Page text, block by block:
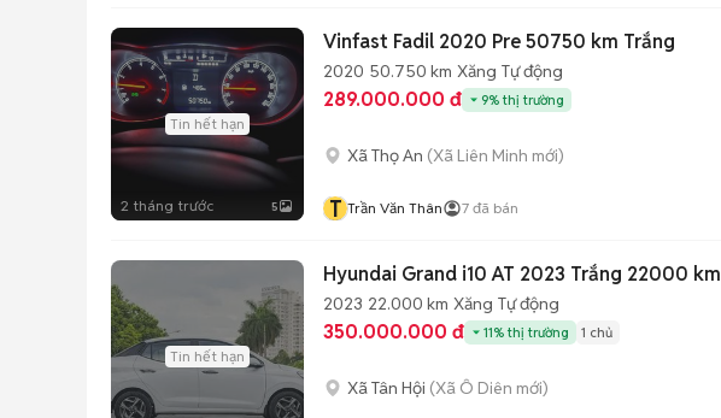
Tin hết hạn
2 tháng trước 5
Vinfast Fadil 2020 Pre 50750 km Trắng
2020 50.750 km Xăng Tự động
289.000.000 đ 9% thị trường
Xã Thọ An (Xã Liên Minh mới)
T Trần Văn Thân 7 đã bán
Tin hết hạn
Hyundai Grand i10 AT 2023 Trắng 22000 km
2023 22.000 km Xăng Tự động
350.000.000 đ 11% thị trường 1 chủ
Xã Tân Hội (Xã Ô Diên mới)